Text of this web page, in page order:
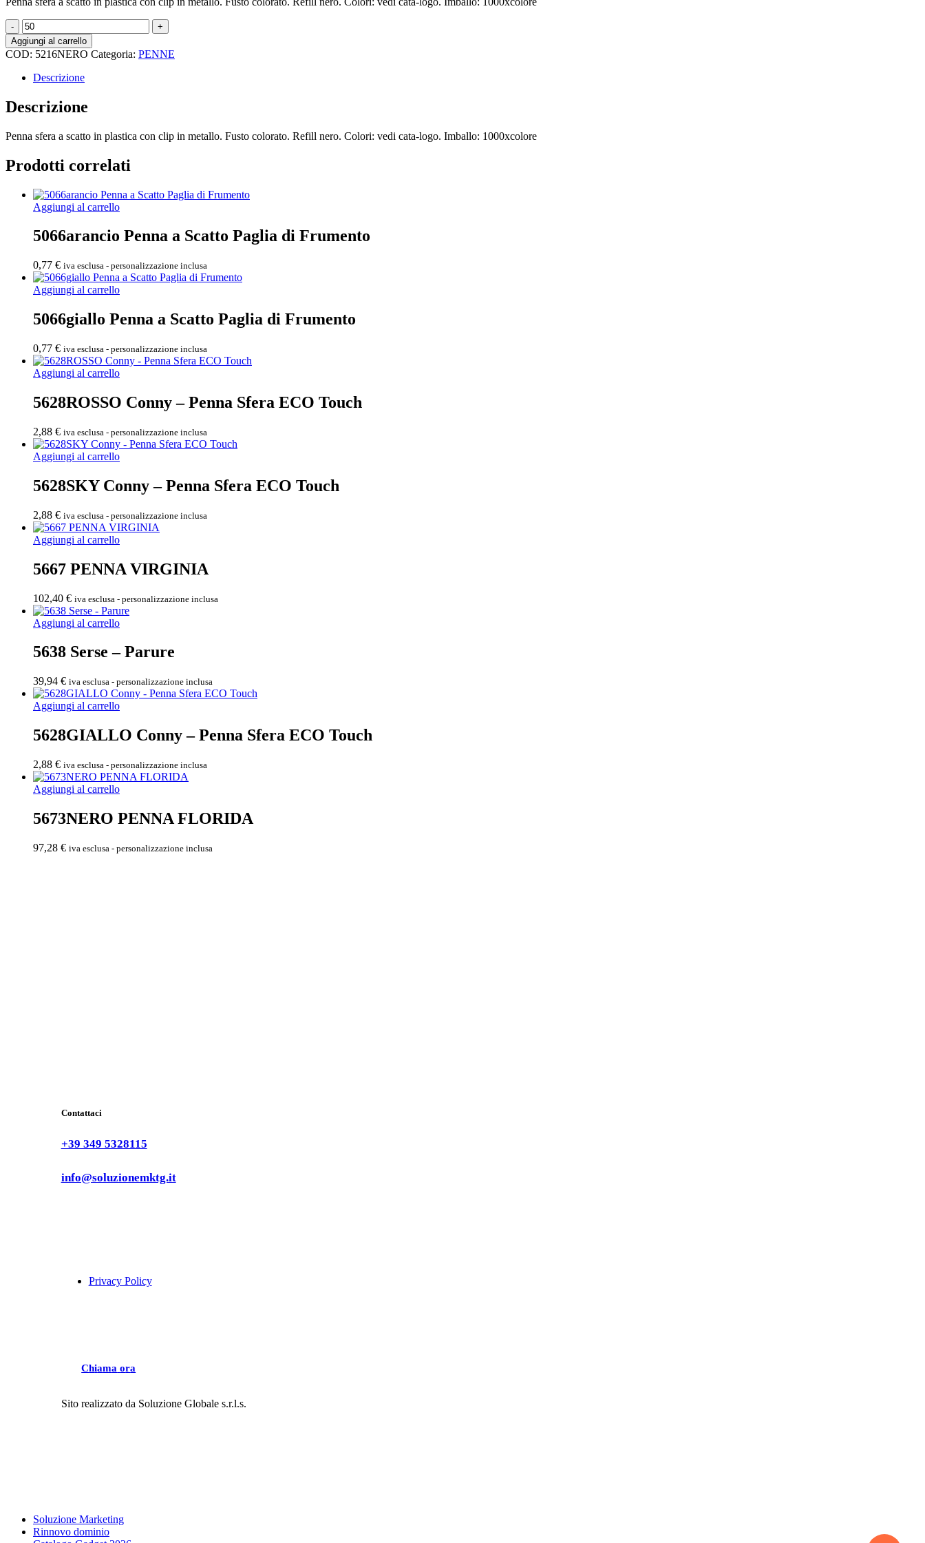
5216NERO
PENNA
SFERA
quantità
Aggiungi al carrello
COD: 5216NERO Categoria: PENNE
Descrizione
Descrizione
Penna sfera a scatto in plastica con clip in metallo. Fusto colorato. Refill nero. Colori: vedi cata-logo. Imballo: 1000xcolore
Prodotti correlati
Aggiungi al carrello
5066arancio Penna a Scatto Paglia di Frumento
0,77 € iva esclusa - personalizzazione inclusa
Aggiungi al carrello
5066giallo Penna a Scatto Paglia di Frumento
0,77 € iva esclusa - personalizzazione inclusa
Aggiungi al carrello
5628ROSSO Conny – Penna Sfera ECO Touch
2,88 € iva esclusa - personalizzazione inclusa
Aggiungi al carrello
5628SKY Conny – Penna Sfera ECO Touch
2,88 € iva esclusa - personalizzazione inclusa
Aggiungi al carrello
5667 PENNA VIRGINIA
102,40 € iva esclusa - personalizzazione inclusa
Aggiungi al carrello
5638 Serse – Parure
39,94 € iva esclusa - personalizzazione inclusa
Aggiungi al carrello
5628GIALLO Conny – Penna Sfera ECO Touch
2,88 € iva esclusa - personalizzazione inclusa
Aggiungi al carrello
5673NERO PENNA FLORIDA
97,28 € iva esclusa - personalizzazione inclusa
Contattaci
+39 349 5328115
info@soluzionemktg.it
Privacy Policy
Chiama ora
Sito realizzato da Soluzione Globale s.r.l.s.
Close
Menu
Soluzione Marketing
Rinnovo dominio